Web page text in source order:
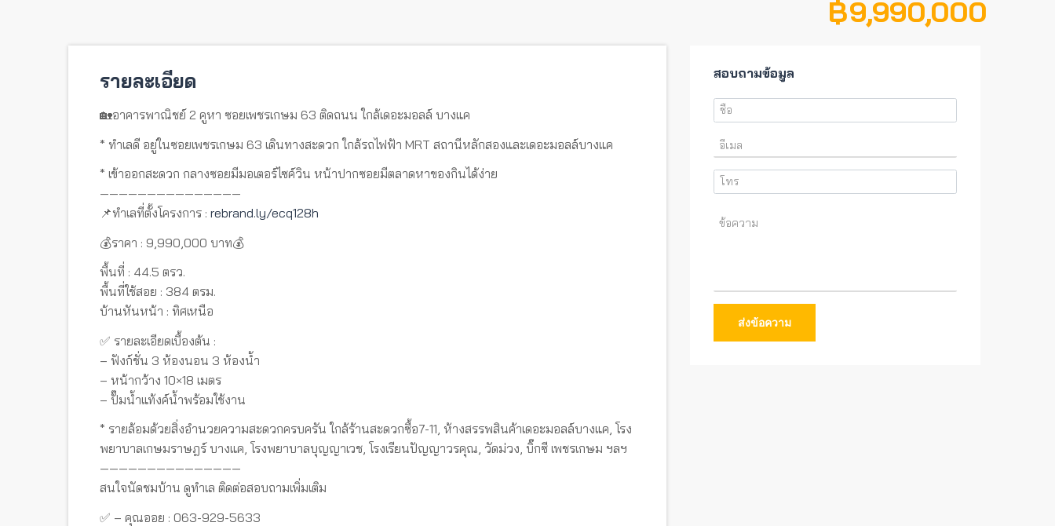
฿ 9,990,000
รายละเอียด
🏡อาคารพาณิชย์ 2 คูหา ซอยเพชรเกษม 63 ติดถนน ใกล้เดอะมอลล์ บางแค
* ทำเลดี อยู่ในซอยเพชรเกษม 63 เดินทางสะดวก ใกล้รถไฟฟ้า MRT สถานีหลักสองและเดอะมอลล์บางแค
* เข้าออกสะดวก กลางซอยมีมอเตอร์ไซค์วิน หน้าปากซอยมีตลาดหาของกินได้ง่าย
———————————————
📌ทำเลที่ตั้งโครงการ : rebrand.ly/ecq128h
💰ราคา : 9,990,000 บาท💰
พื้นที่ : 44.5 ตรว.
พื้นที่ใช้สอย : 384 ตรม.
บ้านหันหน้า : ทิศเหนือ
✅ รายละเอียดเบื้องต้น :
– ฟังก์ชั่น 3 ห้องนอน 3 ห้องน้ำ
– หน้ากว้าง 10×18 เมตร
– ปั๊มน้ำแท้งค์น้ำพร้อมใช้งาน
* รายล้อมด้วยสิ่งอำนวยความสะดวกครบครัน ใกล้ร้านสะดวกซื้อ7-11, ห้างสรรพสินค้าเดอะมอลล์บางแค, โรง
พยาบาลเกษมราษฎร์ บางแค, โรงพยาบาลบุญญาเวช, โรงเรียนปัญญาวรคุณ, วัดม่วง, บิ๊กซี เพชรเกษม ฯลฯ
———————————————
สนใจนัดชมบ้าน ดูทำเล ติดต่อสอบถามเพิ่มเติม
✅ – คุณออย : 063-929-5633
สอบถามข้อมูล
ส่งข้อความ